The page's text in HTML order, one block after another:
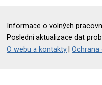
Informace o volných
Poslední aktualizace dat
O webu a kontakty |Ochrana